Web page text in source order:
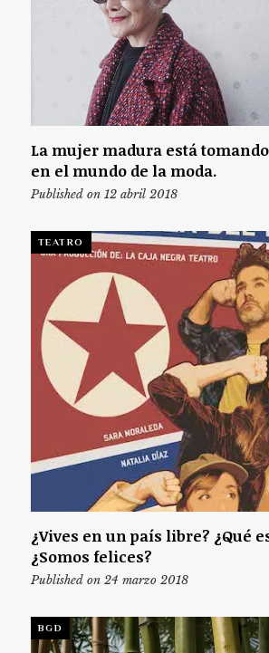
La mujer madura está
en el mundo de la moda.
Published on 12 abril 2018
TEATRO
¿Vives en un país libre? ¿Qué
¿Somos felices?
Published on 24 marzo 2018
BGD